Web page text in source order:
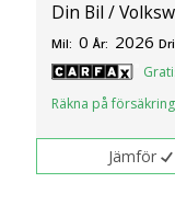
Din Bil /
Mil: 0 År: 2026
Räkna på försäkring
Jämför